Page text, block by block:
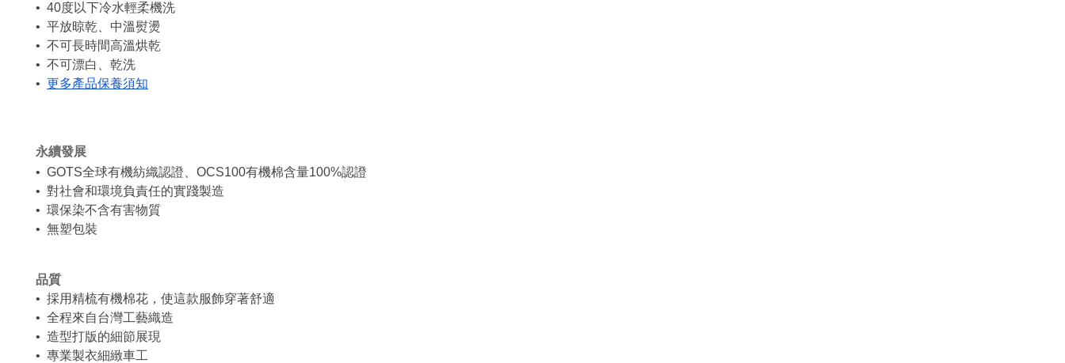
• 40度以下冷水輕柔機洗
• 平放晾乾、中溫熨燙
• 不可長時間高溫烘乾
• 不可漂白、乾洗
• 更多產品保養須知
永續發展
• GOTS全球有機紡織認證、OCS100有機棉含量100%認證
• 對社會和環境負責任的實踐製造
• 環保染不含有害物質
• 無塑包裝
品質
• 採用精梳有機棉花，使這款服飾穿著舒適
• 全程來自台灣工藝織造
• 造型打版的細節展現
• 專業製衣細緻車工